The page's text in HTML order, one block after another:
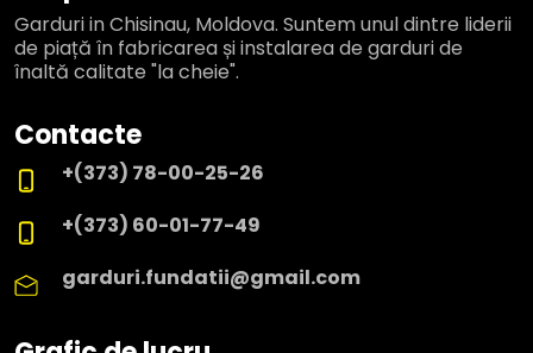
Garduri in Chisinau, Moldova. Suntem unul dintre liderii
de piață în fabricarea și instalarea de garduri de
înaltă calitate "la cheie".
Contacte
+(373) 78-00-25-26
+(373) 60-01-77-49
garduri.fundatii@gmail.com